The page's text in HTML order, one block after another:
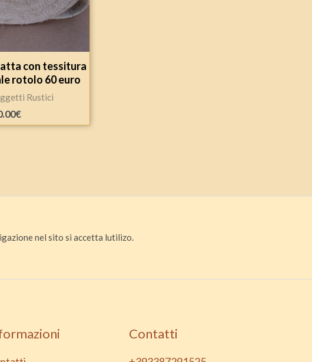
con tessitura
rotolo 60 euro
Rustici
€
nel sito si accetta lutilizo.
Contatti